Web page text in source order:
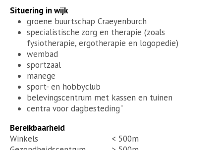
Situering in wijk
groene buurtschap Craeyenburch
specialistische zorg en therapie (zoals
fysiotherapie, ergotherapie en logopedie)
wembad
sportzaal
manege
sport- en hobbyclub
belevingscentrum met kassen en tuinen
centra voor dagbesteding"
Bereikbaarheid
Winkels
< 500m